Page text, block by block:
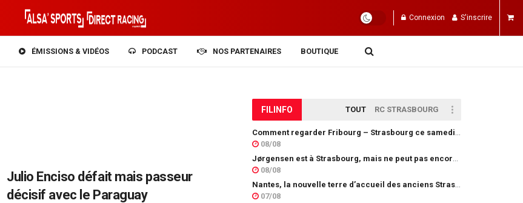
Connexion S'inscrire
ÉMISSIONS & VIDÉOS PODCAST NOS PARTENAIRES BOUTIQUE
Julio Enciso défait mais passeur
décisif avec le Paraguay
FIL INFO TOUT RC STRASBOURG
08/08
08/08
07/08